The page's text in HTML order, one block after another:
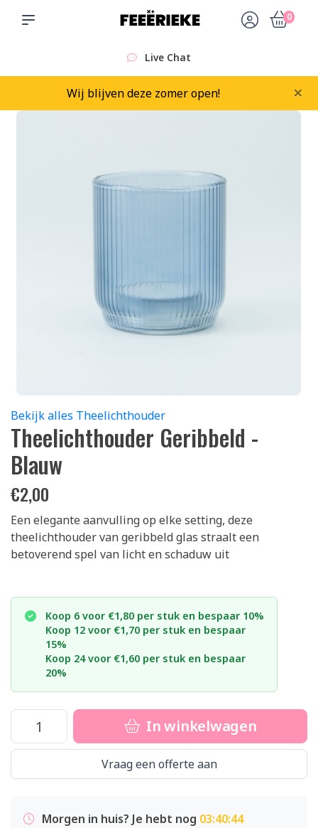
0
Live Chat
Wij blijven deze zomer open! ×
Bekijk alles Theelichthouder
Theelichthouder Geribbeld -
Blauw
€2,00
Een elegante aanvulling op elke setting, deze
theelichthouder van geribbeld glas straalt een
betoverend spel van licht en schaduw uit
Koop 6 voor €1,80 per stuk en bespaar 10%
Koop 12 voor €1,70 per stuk en bespaar
15%
Koop 24 voor €1,60 per stuk en bespaar
20%
In winkelwagen
Vraag een offerte aan
Morgen in huis? Je hebt nog 03:40:44